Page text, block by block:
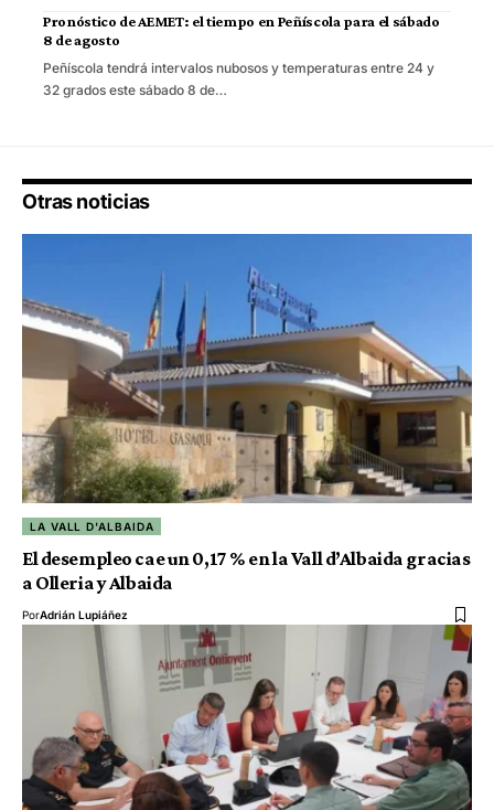
Pronóstico de AEMET: el tiempo en Peñíscola para el sábado
8 de agosto
Peñíscola tendrá intervalos nubosos y temperaturas entre 24 y
32 grados este sábado 8 de…
Otras noticias
LA VALL D'ALBAIDA
El desempleo cae un 0,17 % en la Vall d’Albaida gracias
a Olleria y Albaida
PorAdrián Lupiáñez